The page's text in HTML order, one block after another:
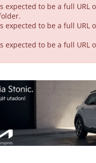
is expected to be a full
is expected to be a full
is expected to be a full